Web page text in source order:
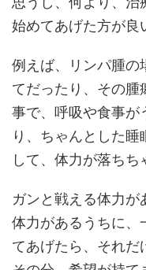
始めてあげた方が良
例えば、リンパ腫の
てだったり、その腫
事で、呼吸や食事が
り、ちゃんとした
して、体力が落ちち
ガンと戦える体力
体力があるうちに、
てあげたら、それだ